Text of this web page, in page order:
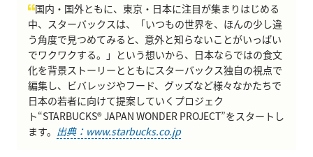
国内・国外ともに、東京・日本に注目が集まりはじめる
中、スターバックスは、「いつもの世界を、ほんの少し違
う角度で見つめてみると、意外と知らないことがいっぱい
でワクワクする。」という想いから、日本ならではの食文
化を背景ストーリーとともにスターバックス独自の視点で
編集し、ビバレッジやフード、グッズなど様々なかたちで
日本の若者に向けて提案していくプロジェク
ト“STARBUCKS® JAPAN WONDER PROJECT”をスタートし
ます。 出典：www.starbucks.co.jp